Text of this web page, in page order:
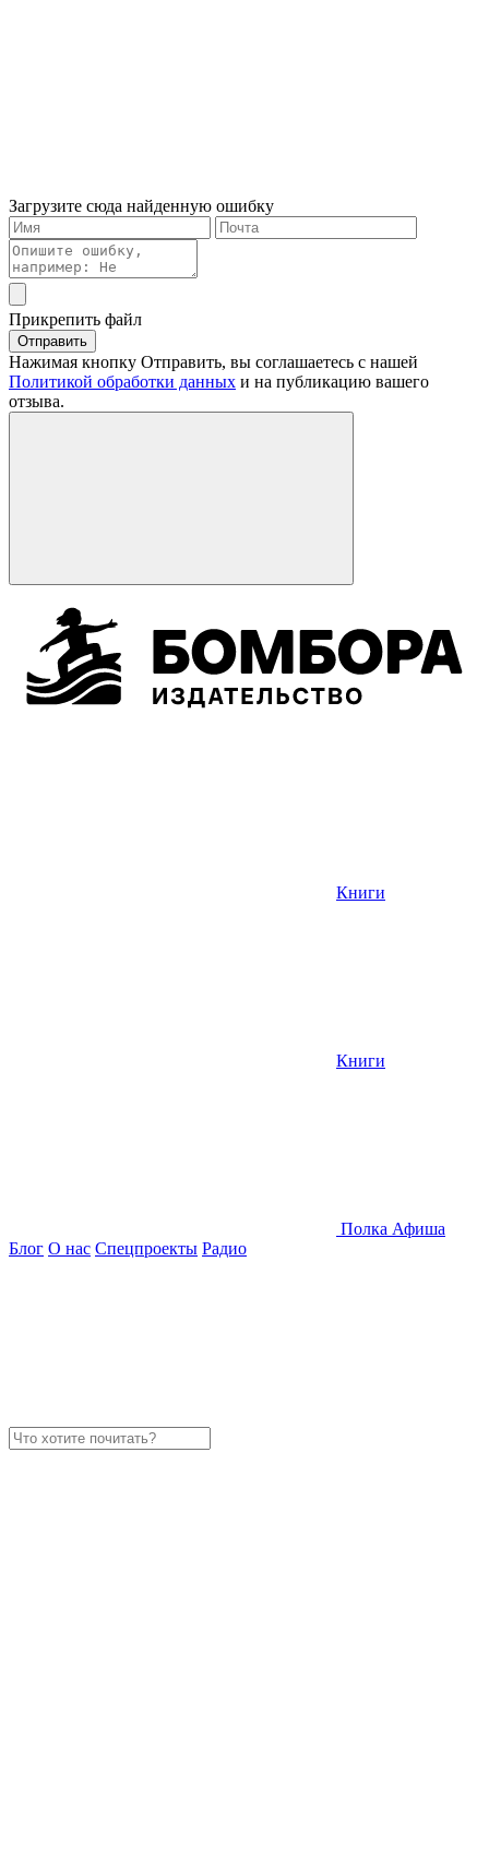
Загрузите сюда найденную ошибку
Прикрепить файл
Отправить
Нажимая кнопку Отправить, вы соглашаетесь с нашей
Политикой обработки данных и на публикацию вашего
отзыва.
Книги
Книги
Полка Афиша
Блог О нас Спецпроекты Радио